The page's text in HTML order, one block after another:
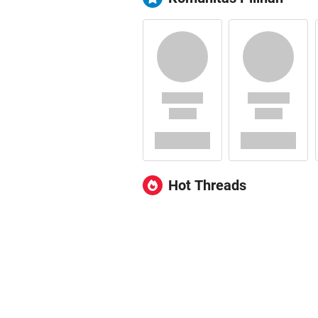
Hot Threads